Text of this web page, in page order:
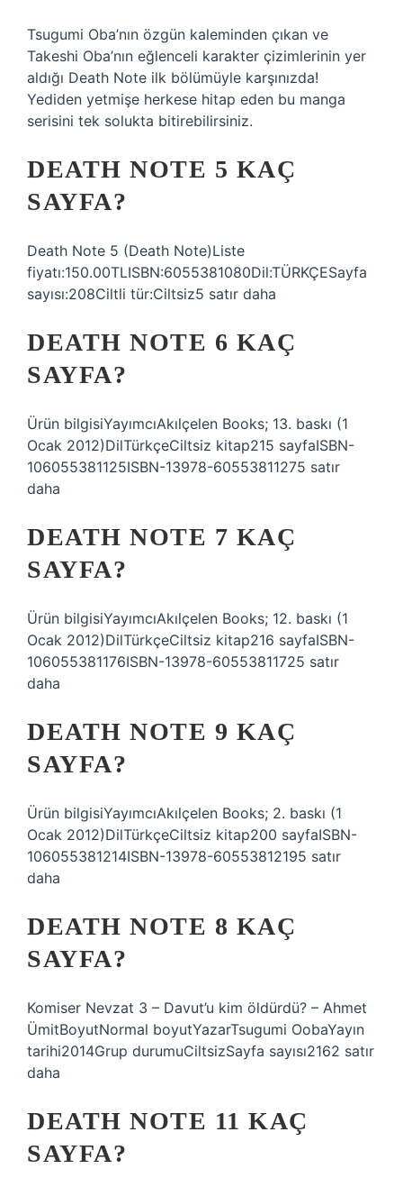
Tsugumi Oba’nın özgün kaleminden çıkan ve
Takeshi Oba’nın eğlenceli karakter çizimlerinin yer
aldığı Death Note ilk bölümüyle karşınızda!
Yediden yetmişe herkese hitap eden bu manga
serisini tek solukta bitirebilirsiniz.
DEATH NOTE 5 KAÇ
SAYFA?
Death Note 5 (Death Note)Liste
fiyatı:150.00TLISBN:6055381080Dil:TÜRKÇESayfa
sayısı:208Ciltli tür:Ciltsiz5 satır daha
DEATH NOTE 6 KAÇ
SAYFA?
Ürün bilgisiYayımcıAkılçelen Books; 13. baskı (1
Ocak 2012)DilTürkçeCiltsiz kitap215 sayfaISBN-
106055381125ISBN-13978-60553811275 satır
daha
DEATH NOTE 7 KAÇ
SAYFA?
Ürün bilgisiYayımcıAkılçelen Books; 12. baskı (1
Ocak 2012)DilTürkçeCiltsiz kitap216 sayfaISBN-
106055381176ISBN-13978-60553811725 satır
daha
DEATH NOTE 9 KAÇ
SAYFA?
Ürün bilgisiYayımcıAkılçelen Books; 2. baskı (1
Ocak 2012)DilTürkçeCiltsiz kitap200 sayfaISBN-
106055381214ISBN-13978-60553812195 satır
daha
DEATH NOTE 8 KAÇ
SAYFA?
Komiser Nevzat 3 – Davut’u kim öldürdü? – Ahmet
ÜmitBoyutNormal boyutYazarTsugumi OobaYayın
tarihi2014Grup durumuCiltsizSayfa sayısı2162 satır
daha
DEATH NOTE 11 KAÇ
SAYFA?